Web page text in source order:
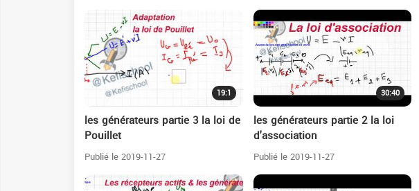
19:1
les générateurs partie 3 la loi de
Pouillet
Publié le 2019-11-27
30:40
les générateurs partie 2 la loi
d'association
Publié le 2019-11-27